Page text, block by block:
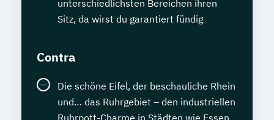
unterschiedlichsten Bereichen ihren
Sitz, da wirst du garantiert fündig
Contra
Die schöne Eifel, der beschauliche Rhein
und… das Ruhrgebiet – den industriellen
Ruhrpott-Charme in Städten wie Essen